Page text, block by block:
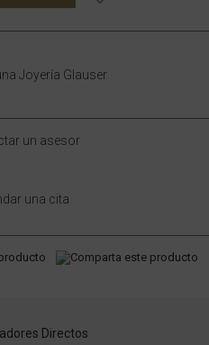
Joyería Glauser
un asesor
una cita
Directos